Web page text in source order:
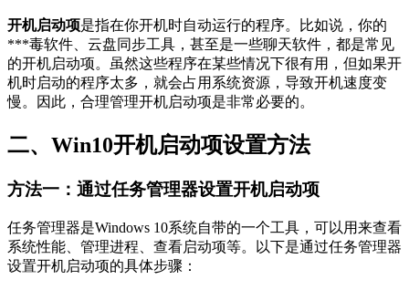
开机启动项是指在你开机时自动运行的程序。比如说，你的
***毒软件、云盘同步工具，甚至是一些聊天软件，都是常见
的开机启动项。虽然这些程序在某些情况下很有用，但如果开
机时启动的程序太多，就会占用系统资源，导致开机速度变
慢。因此，合理管理开机启动项是非常必要的。
二、Win10开机启动项设置方法
方法一：通过任务管理器设置开机启动项
任务管理器是Windows 10系统自带的一个工具，可以用来查看
系统性能、管理进程、查看启动项等。以下是通过任务管理器
设置开机启动项的具体步骤：